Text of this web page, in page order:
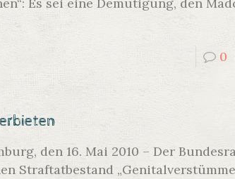
0
den 16. Mai 2010 – Der
Straftatbestand